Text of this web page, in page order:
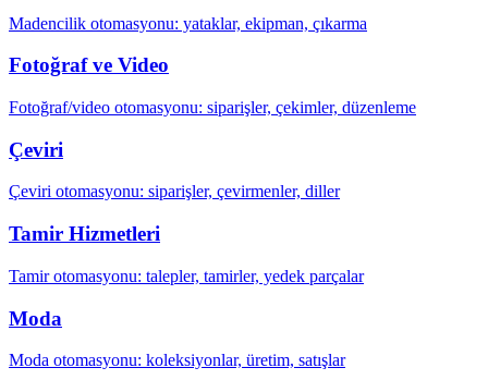
Madencilik otomasyonu: yataklar, ekipman, çıkarma
Fotoğraf ve Video
Fotoğraf/video otomasyonu: siparişler, çekimler, düzenleme
Çeviri
Çeviri otomasyonu: siparişler, çevirmenler, diller
Tamir Hizmetleri
Tamir otomasyonu: talepler, tamirler, yedek parçalar
Moda
Moda otomasyonu: koleksiyonlar, üretim, satışlar